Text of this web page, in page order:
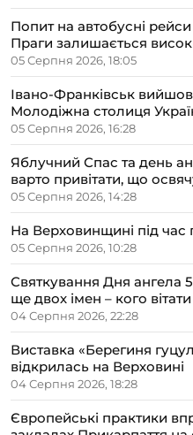
Попит на автобусні
Праги залишається
05 Серпня 2026, 18:05
Івано-Франківськ
Молодіжна столиця
05 Серпня 2026, 16:28
Яблучний Спас та день
варто привітати, що
прикмети передбачають
05 Серпня 2026, 14:28
На Верховинщині під
05 Серпня 2026, 10:28
Святкування Дня ангела
ще двох імен – кого
цього дня
04 Серпня 2026, 22:28
Виставка «Берегиня
відкрилась на Верховині
04 Серпня 2026, 18:28
Європейські практики